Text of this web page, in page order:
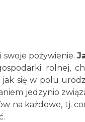
pożywienie.
rolnej,
się w polu
jedzynio
na każdowe, tj.